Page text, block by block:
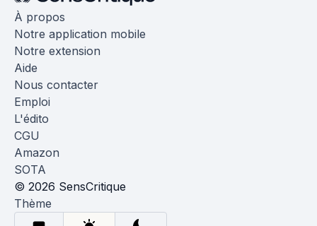
À propos
Notre application mobile
Notre extension
Aide
Nous contacter
Emploi
L'édito
CGU
Amazon
SOTA
© 2026 SensCritique
Thème